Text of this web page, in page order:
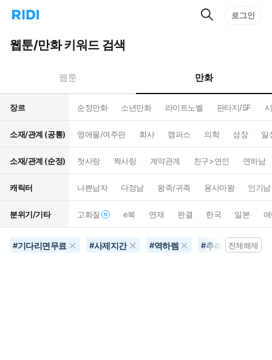
리
홈
으
턴
트
검
로그인
웹툰/만화 키워드 검색
웹툰 만화
장르 순정만화 소년만화 라이트노벨 판타지/SF
소재/관계 (공통) 영애물/여주판 회사 캠퍼스 의학 성장 일
소재/관계 (순정) 첫사랑 짝사랑 계약관계 친구>연인 연하남
캐릭터 나쁜남자 다정남 왕족/귀족 용사마왕 인기남
분위기/기타 고화질 e북 연재 완결 한국 일본
#기다리면무료 #사제지간 #역하렘 #추리물전체해제